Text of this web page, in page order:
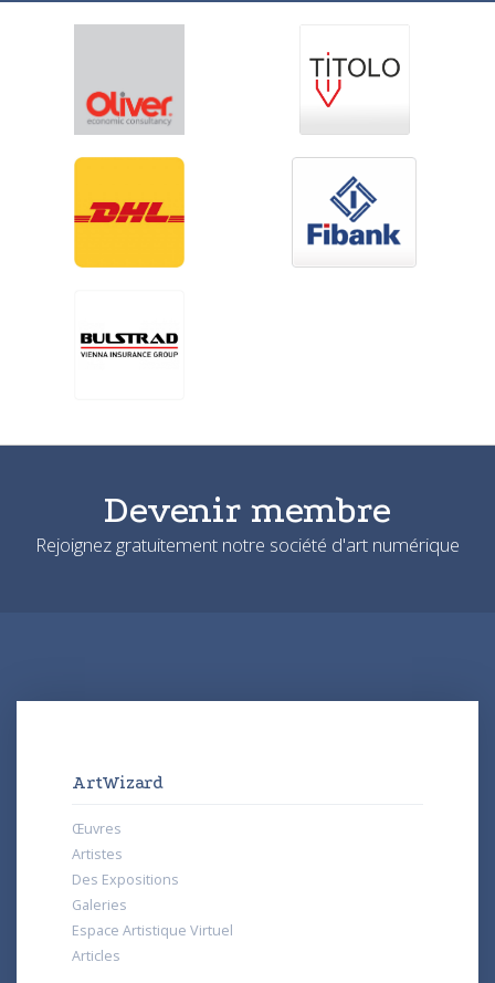
Devenir membre
Rejoignez gratuitement notre société d'art numérique
ArtWizard
Œuvres
Artistes
Des Expositions
Galeries
Espace Artistique Virtuel
Articles